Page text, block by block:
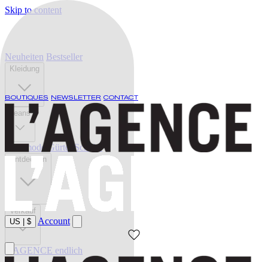
Skip to content
BOUTIQUES NEWSLETTER CONTACT
US $ Account
Neuheiten Bestseller
Kleidung
Jeans
Bademode Gürtel Schuhe
Entdecken
Verkauf
L'AGENCE endlich